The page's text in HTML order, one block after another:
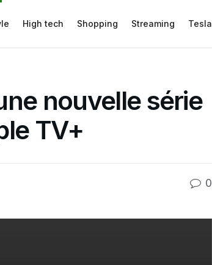
High tech Shopping Streaming Tesla
nouvelle série
TV+
0